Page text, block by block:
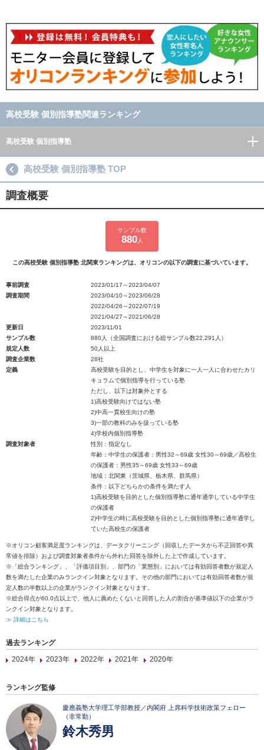
高校受験 個別指導塾関連ランキング
高校受験 個別指導塾
高校受験 個別指導塾 TOP
調査概要
サンプル数
880人
この高校受験 個別指導塾 北関東ランキングは、オリコンの以下の調査に基づいています。
事前調査
2023/01/17～2023/04/07
調査期間
2023/04/10～2023/06/28
2022/04/26～2022/07/19
2021/04/27～2021/06/28
更新日
2023/11/01
サンプル数
880人（全国調査における総サンプル数22,291人）
規定人数
50人以上
調査企業数
28社
定義
高校受験を目的とし、中学生を対象に一人一人に合わせたカリ
キュラムで個別指導を行っている塾
ただし、以下は対象外とする
1)高校受験向けではない塾
2)中高一貫校生向けの塾
3)一部の教科のみを扱っている塾
4)学校内個別指導塾
調査対象者
性別：指定なし
年齢：中学生の保護者：男性32～69歳 女性30～69歳／高校生
の保護者：男性35～69歳 女性33～69歳
地域：北関東（茨城県、栃木県、群馬県）
条件：以下どちらかの条件を満たす人
1)高校受験を目的とした個別指導塾に通年通学している中学生
の保護者
2)中学生の時に高校受験を目的とした個別指導塾に通年通学し
ていた高校生の保護者
※オリコン顧客満足度ランキングは、データクリーニング（回収したデータから不正回答や異
常値を排除）および調査対象者条件から外れた回答を除外した上で作成しています。
※「総合ランキング」、「評価項目別」、部門の「業態別」においては有効回答者数が規定人
数を満たした企業のみランクイン対象となります。その他の部門においては有効回答者数が規
定人数の半数以上の企業がランクイン対象となります。
※総合得点が60.0点以上で、他人に薦めたくないと回答した人の割合が基準値以下の企業がラ
ンクイン対象となります。
≫ 詳細はこちら
過去ランキング
2024年
2023年 2022年 2021年 2020年
ランキング監修
慶應義塾大学理工学部教授／内閣府 上席科学技術政策フェロー
（非常勤）
鈴木秀男